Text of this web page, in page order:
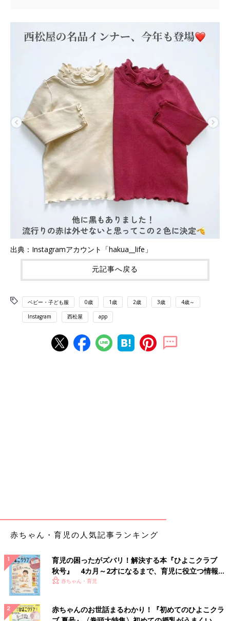
出典：Instagramアカウント「hakua__life」
元記事へ戻る
ベビー・子ども服 0歳 1歳 2歳 3歳 4歳～
Instagram 西松屋 app
赤ちゃん・育児の人気記事ランキング
育児の困ったがズバリ！解決する本『ひよこクラブ
秋号』 4カ月～2才になるまで、育児に役立つ情報が
いっぱい！
赤ちゃん・育児
赤ちゃんのお世話まるわかり！『初めてのひよこクラ